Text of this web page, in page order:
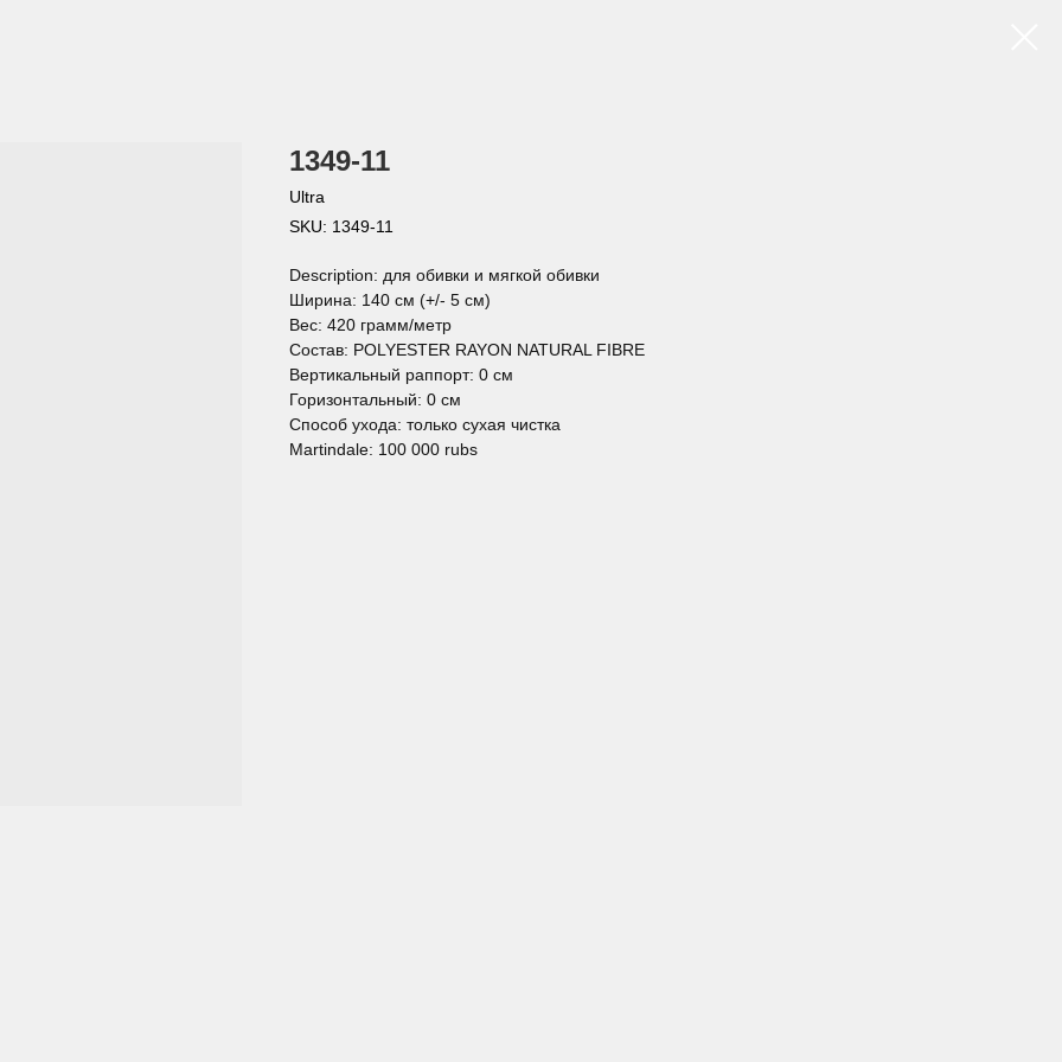
1349-11
Ultra
SKU: 1349-11
Description: для обивки и мягкой обивки
Ширина: 140 см (+/- 5 см)
Вес: 420 грамм/метр
Состав: POLYESTER RAYON NATURAL FIBRE
Вертикальный раппорт: 0 см
Горизонтальный: 0 см
Способ ухода: только сухая чистка
Martindale: 100 000 rubs